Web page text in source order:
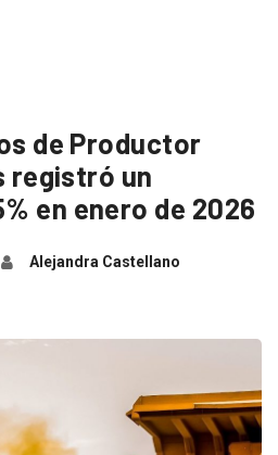
de Productor
registró un
en enero de 2026
Alejandra Castellano